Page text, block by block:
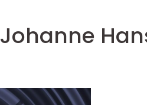
Johanne